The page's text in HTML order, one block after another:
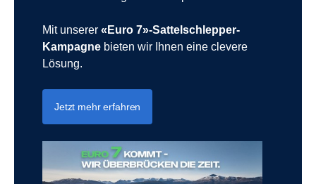
Mit unserer «Euro 7»-Sattelschlepper-
Kampagne bieten wir Ihnen eine clevere
Lösung.
Jetzt mehr erfahren